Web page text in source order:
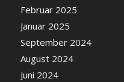
Februar 2025
Januar 2025
September 2024
August 2024
Juni 2024